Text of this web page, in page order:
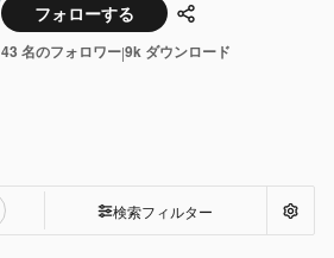
フォローする 共有
43 名のフォロワー|9k ダウンロード
検索フィルター